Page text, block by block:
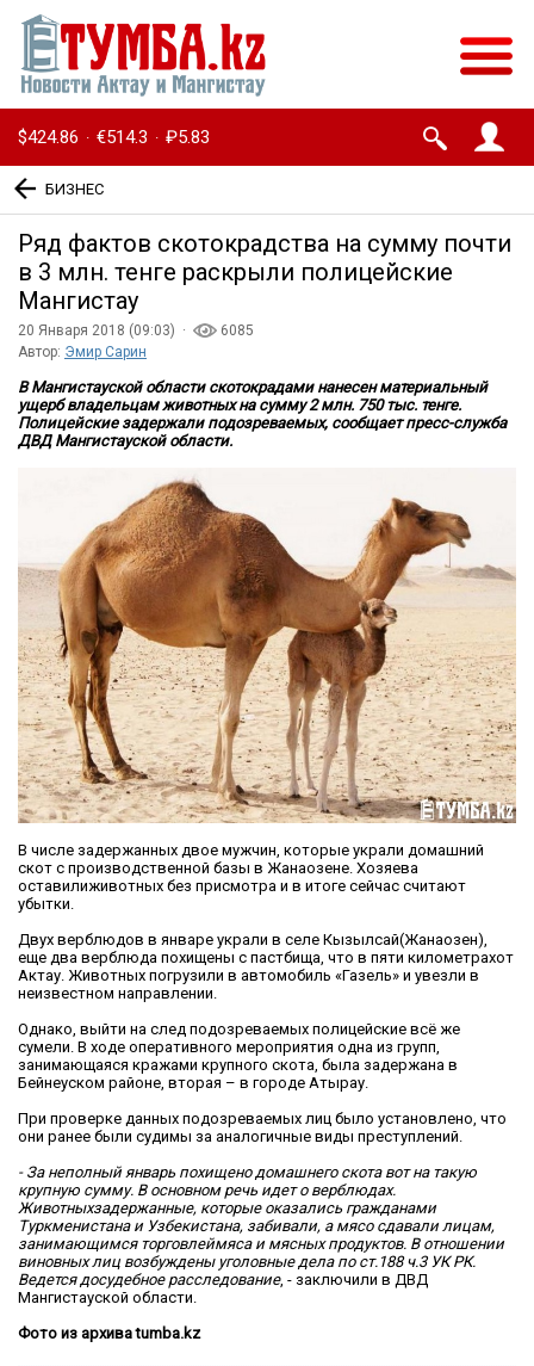
$424.86 · €514.3 · ₽5.83
БИЗНЕС
Ряд фактов скотокрадства на сумму почти
в 3 млн. тенге раскрыли полицейские
Мангистау
20 Января 2018 (09:03) ·
6085
Автор: Эмир Сарин
В Мангистауской области скотокрадами нанесен материальный
ущерб владельцам животных на сумму 2 млн. 750 тыс. тенге.
Полицейские задержали подозреваемых, сообщает пресс-служба
ДВД Мангистауской области.
В числе задержанных двое мужчин, которые украли домашний
скот с производственной базы в Жанаозене. Хозяева
оставилиживотных без присмотра и в итоге сейчас считают
убытки.
Двух верблюдов в январе украли в селе Кызылсай(Жанаозен),
еще два верблюда похищены с пастбища, что в пяти километрахот
Актау. Животных погрузили в автомобиль «Газель» и увезли в
неизвестном направлении.
Однако, выйти на след подозреваемых полицейские всё же
сумели. В ходе оперативного мероприятия одна из групп,
занимающаяся кражами крупного скота, была задержана в
Бейнеуском районе, вторая – в городе Атырау.
При проверке данных подозреваемых лиц было установлено, что
они ранее были судимы за аналогичные виды преступлений.
- За неполный январь похищено домашнего скота вот на такую
крупную сумму. В основном речь идет о верблюдах.
Животныхзадержанные, которые оказались гражданами
Туркменистана и Узбекистана, забивали, а мясо сдавали лицам,
занимающимся торговлеймяса и мясных продуктов. В отношении
виновных лиц возбуждены уголовные дела по ст.188 ч.3 УК РК.
Ведется досудебное расследование, - заключили в ДВД
Мангистауской области.
Фото из архива tumba.kz